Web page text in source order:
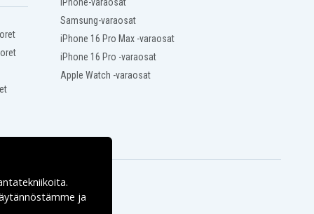
iPhone-varaosat
Samsung-varaosat
iPhone 16 Pro Max -varaosat
iPhone 16 Pro -varaosat
Apple Watch -varaosat
ja